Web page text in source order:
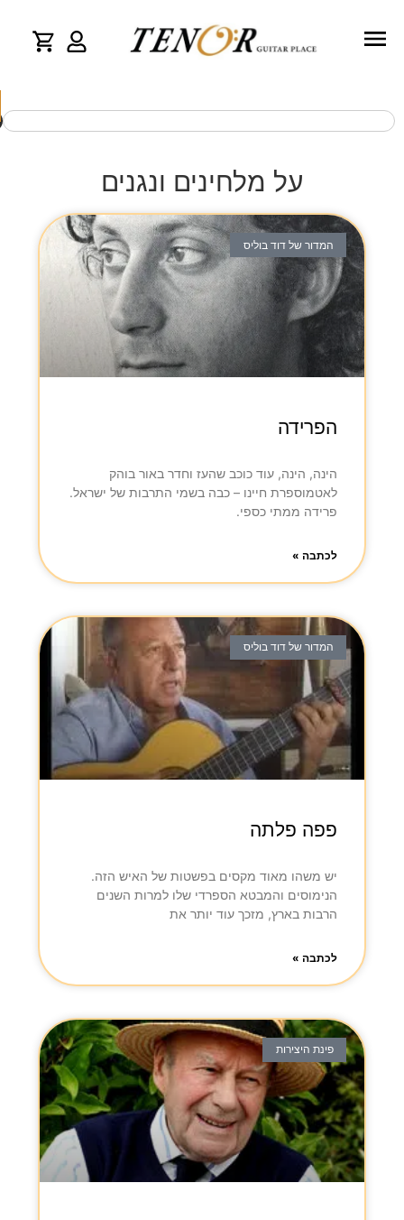
על מלחינים ונגנים
המדור של דוד בוליס
הפרידה
הינה, הינה, עוד כוכב שהעז וחדר באור בוהק
לאטמוספרת חיינו – כבה בשמי התרבות של ישראל.
פרידה ממתי כספי.
לכתבה »
המדור של דוד בוליס
פפה פלתה
יש משהו מאוד מקסים בפשטות של האיש הזה.
הנימוסים והמבטא הספרדי שלו למרות השנים
הרבות בארץ, מזכך עוד יותר את
לכתבה »
פינת היצירות